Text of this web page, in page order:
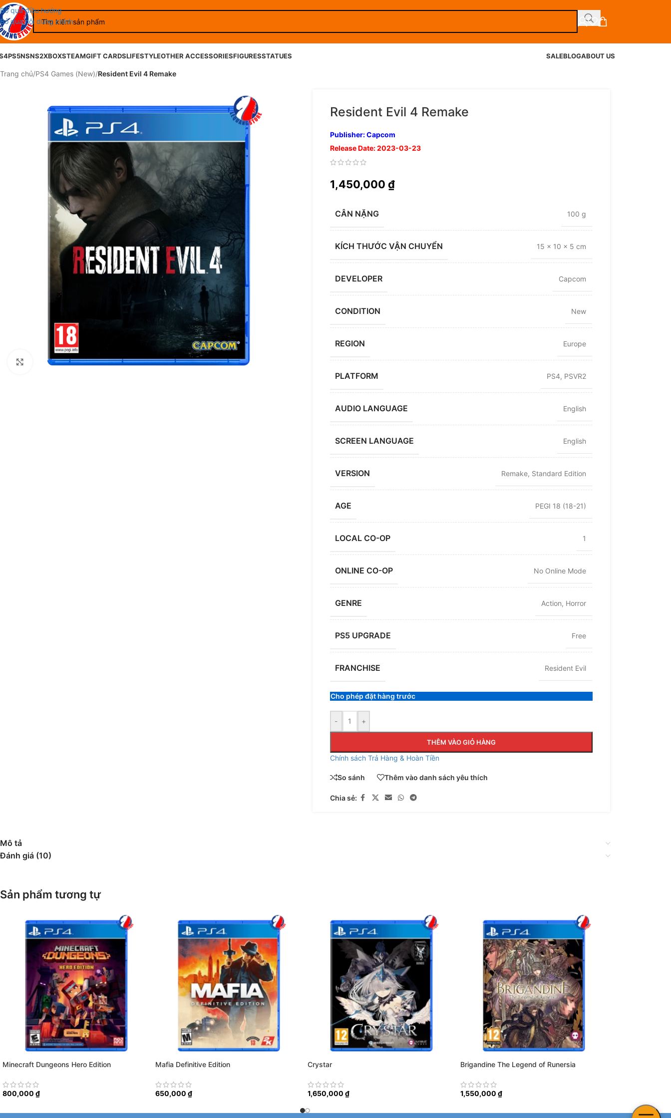
Bỏ qua điều hướng
Bỏ qua nội dung chính
PS5NSNS2XBOXSTEAMGIFT CARDSLIFESTYLEOTHER ACCESSORIESFIGURESSTATUES SALEBLOGABOUT US
Trang chủ/PS4 Games (New)/Resident Evil 4 Remake
Nhấp để phóng to
Resident Evil 4 Remake
Publisher: Capcom
Release Date: 2023-03-23
1,450,000 ₫
CÂN NẶNG 100 g
KÍCH THƯỚC VẬN CHUYỂN 15 × 10 × 5 cm
DEVELOPER Capcom
CONDITION New
REGION Europe
PLATFORM PS4, PSVR2
AUDIO LANGUAGE English
SCREEN LANGUAGE English
VERSION Remake, Standard Edition
AGE PEGI 18 (18-21)
LOCAL CO-OP 1
ONLINE CO-OP No Online Mode
GENRE Action, Horror
PS5 UPGRADE Free
FRANCHISE Resident Evil
Cho phép đặt hàng trước
- +
THÊM VÀO GIỎ HÀNG
Chính sách Trả Hàng & Hoàn Tiền
So sánh Thêm vào danh sách yêu thích
Chia sẻ:
Mô tả
Đánh giá (10)
Sản phẩm tương tự
Minecraft Dungeons Hero Edition
800,000 ₫
Mafia Definitive Edition
650,000 ₫
Crystar
1,650,000 ₫
Brigandine The Legend of Runersia
1,550,000 ₫